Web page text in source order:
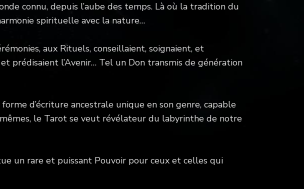
connu, depuis l’aube des temps. Là où la tradition du
spirituelle avec la nature…
aux Rituels, conseillaient, soignaient, et
prédisaient l’Avenir… Tel un Don transmis de génération
d’écriture ancestrale unique en son genre, capable
le Tarot se veut révélateur du labyrinthe de notre
un rare et puissant Pouvoir pour ceux et celles qui